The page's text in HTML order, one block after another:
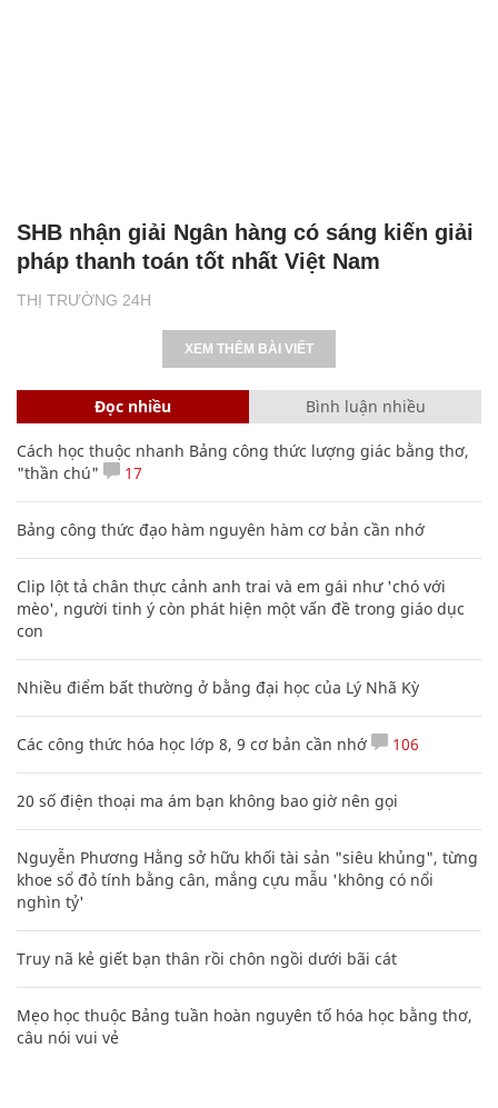
THỊ TRƯỜNG 24H
SHB nhận giải Ngân hàng có sáng kiến giải
pháp thanh toán tốt nhất Việt Nam
XEM THÊM BÀI VIẾT
Đọc nhiều Bình luận nhiều
Cách học thuộc nhanh Bảng công thức lượng giác bằng thơ,
"thần chú"
17
Bảng công thức đạo hàm nguyên hàm cơ bản cần nhớ
Clip lột tả chân thực cảnh anh trai và em gái như 'chó với
mèo', người tinh ý còn phát hiện một vấn đề trong giáo dục
con
Nhiều điểm bất thường ở bằng đại học của Lý Nhã Kỳ
Các công thức hóa học lớp 8, 9 cơ bản cần nhớ 106
20 số điện thoại ma ám bạn không bao giờ nên gọi
Nguyễn Phương Hằng sở hữu khối tài sản "siêu khủng", từng
khoe sổ đỏ tính bằng cân, mắng cựu mẫu 'không có nổi
nghìn tỷ'
Truy nã kẻ giết bạn thân rồi chôn ngồi dưới bãi cát
Mẹo học thuộc Bảng tuần hoàn nguyên tố hóa học bằng thơ,
câu nói vui vẻ